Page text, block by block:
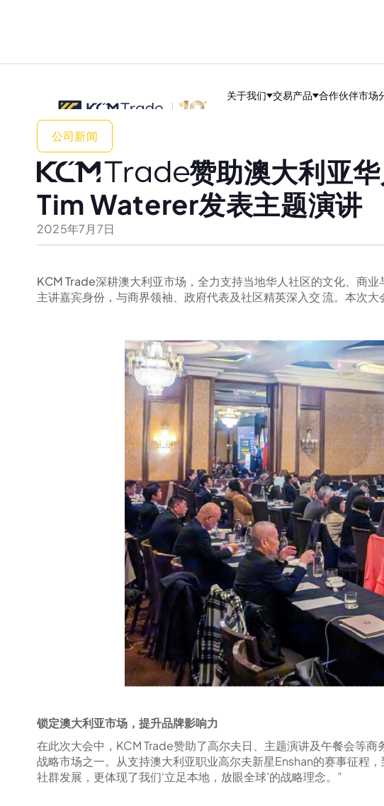
关于我们 交易产品 合作伙伴市场
公司新闻
赞助澳大利亚
Tim Waterer发表主题演讲
2025年7月7日
KCM Trade深耕澳大利亚市场，全力支持当地华人社区的文化、商
主讲嘉宾身份，与商界领袖、政府代表及社区精英深入交 流。本次
锁定澳大利亚市场，提升品牌影响力
在此次大会中，KCM Trade赞助了高尔夫日、主题演讲及午餐会等
战略市场之一。从支持澳大利亚职业高尔夫新星Enshan的赛事征程
社群发展，更体现了我们‘立足本地，放眼全球’的战略理念。”